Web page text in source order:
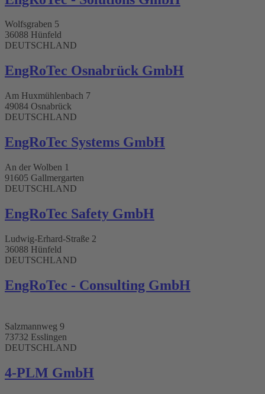
Wolfsgraben 5
36088 Hünfeld
DEUTSCHLAND
EngRoTec Osnabrück GmbH​
Am Huxmühlenbach 7
49084 Osnabrück
DEUTSCHLAND
EngRoTec Systems GmbH​
An der Wolben 1
91605 Gallmergarten
DEUTSCHLAND
EngRoTec Safety GmbH
Ludwig-Erhard-Straße 2
36088 Hünfeld
DEUTSCHLAND
EngRoTec - Consulting GmbH​
Salzmannweg 9
73732 Esslingen
DEUTSCHLAND
4-PLM GmbH​